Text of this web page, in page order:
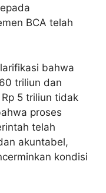
BCA telah
bahwa
triliun dan
5 triliun tidak
proses
telah
akuntabel,
kondisi